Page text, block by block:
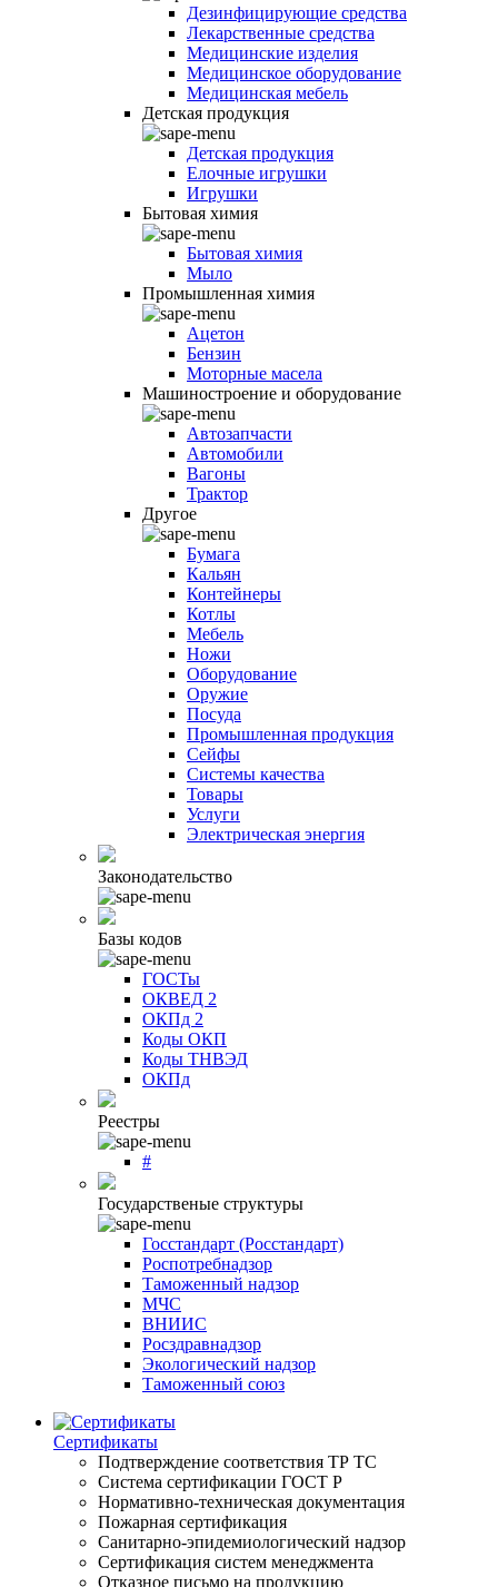
Дезинфицирующие средства
Лекарственные средства
Медицинские изделия
Медицинское оборудование
Медицинская мебель
Детская продукция
Детская продукция
Елочные игрушки
Игрушки
Бытовая химия
Бытовая химия
Мыло
Промышленная химия
Ацетон
Бензин
Моторные масела
Машиностроение и оборудование
Автозапчасти
Автомобили
Вагоны
Трактор
Другое
Бумага
Кальян
Контейнеры
Котлы
Мебель
Ножи
Оборудование
Оружие
Посуда
Промышленная продукция
Сейфы
Системы качества
Товары
Услуги
Электрическая энергия
Законодательство
Базы кодов
ГОСТы
ОКВЕД 2
ОКПд 2
Коды ОКП
Коды ТНВЭД
ОКПд
Реестры
#
Государственые структуры
Госстандарт (Росстандарт)
Роспотребнадзор
Таможенный надзор
МЧС
ВНИИС
Росздравнадзор
Экологический надзор
Таможенный союз
Сертификаты
Подтверждение соответствия ТР ТС
Система сертификации ГОСТ Р
Нормативно-техническая документация
Пожарная сертификация
Санитарно-эпидемиологический надзор
Сертификация систем менеджмента
Отказное письмо на продукцию